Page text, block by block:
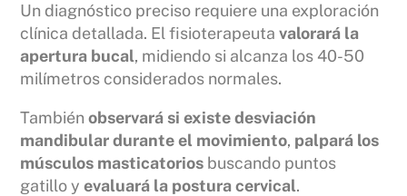
Un diagnóstico preciso requiere una exploración
clínica detallada. El fisioterapeutavalorará la
apertura bucal, midiendo si alcanza los 40-50
milímetros considerados normales.
Tambiénobservará si existe desviación
mandibular durante el movimiento, palpará los
músculos masticatorios buscando puntos
gatillo yevaluará la postura cervical.